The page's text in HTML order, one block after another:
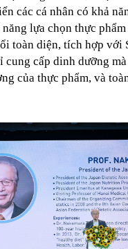
các cá nhân có khả
lựa chọn thực
toàn diện, tích hợp với
cấp dinh dưỡng
của thực phẩm, và